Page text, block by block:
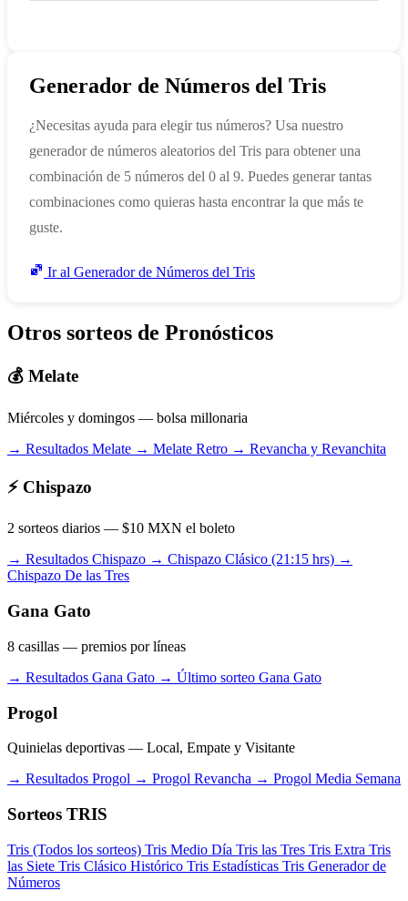
Generador de Números del Tris
¿Necesitas ayuda para elegir tus números? Usa nuestro
generador de números aleatorios del Tris para obtener una
combinación de 5 números del 0 al 9. Puedes generar tantas
combinaciones como quieras hasta encontrar la que más te
guste.
Ir al Generador de Números del Tris
Otros sorteos de Pronósticos
💰 Melate
Miércoles y domingos — bolsa millonaria
→ Resultados Melate → Melate Retro → Revancha y Revanchita
⚡ Chispazo
2 sorteos diarios — $10 MXN el boleto
→ Resultados Chispazo → Chispazo Clásico (21:15 hrs) →
Chispazo De las Tres
Gana Gato
8 casillas — premios por líneas
→ Resultados Gana Gato → Último sorteo Gana Gato
Progol
Quinielas deportivas — Local, Empate y Visitante
→ Resultados Progol → Progol Revancha → Progol Media Semana
Sorteos TRIS
Tris (Todos los sorteos) Tris Medio Día Tris las Tres Tris Extra Tris
las Siete Tris Clásico Histórico Tris Estadísticas Tris Generador de
Números